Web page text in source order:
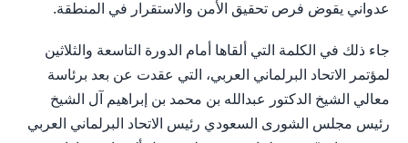
عدواني يقوض فرص تحقيق الأمن والاستقرار في المنطقة.
جاء ذلك في الكلمة التي ألقاها أمام الدورة التاسعة والثلاثين
لمؤتمر الاتحاد البرلماني العربي، التي عقدت عن بعد برئاسة
معالي الشيخ الدكتور عبدالله بن محمد بن إبراهيم آل الشيخ
رئيس مجلس الشورى السعودي رئيس الاتحاد البرلماني العربي